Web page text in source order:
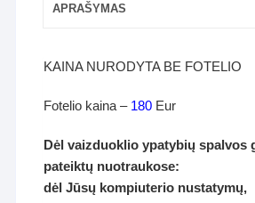
APRAŠYMAS
KAINA NURODYTA BE FOTELIO
Fotelio kaina – 180 Eur
Dėl vaizduoklio ypatybių spalvos
pateiktų nuotraukose:
dėl Jūsų kompiuterio nustatymų,